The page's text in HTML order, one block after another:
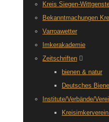
Kreis Siegen-
Bekanntmachungen
Varroawetter
Imkerakademie
Zeitschriften
bienen & natur
Deutsches
Institute/Verbände/